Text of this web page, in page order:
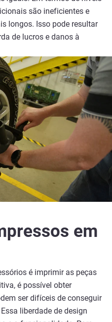
são ineficientes e
longos. Isso pode resultar
de lucros e danos à
em
é imprimir as peças
é possível obter
ser difíceis de conseguir
liberdade de design